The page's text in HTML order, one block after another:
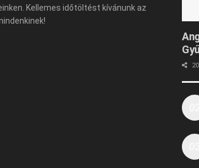
Kellemes időtöltést kívánunk az